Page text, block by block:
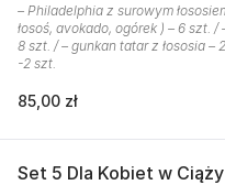
– Philadelphia z surowym
łosoś, avokado, ogórek ) – 6 szt. /
8 szt. / – gunkan tatar z łososia –
-2 szt.
85,00 zł
Set 5 Dla Kobiet w